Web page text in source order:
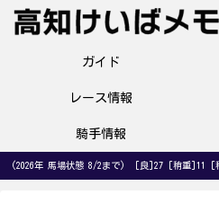
ガイド
レース情報
騎手情報
(2026年 馬場状態 8/2まで) [良]27 [稍重]11